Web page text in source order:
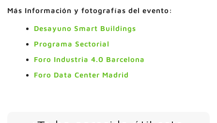
Más Información y fotografías del evento:
Desayuno Smart Buildings
Programa Sectorial
Foro Industria 4.0 Barcelona
Foro Data Center Madrid